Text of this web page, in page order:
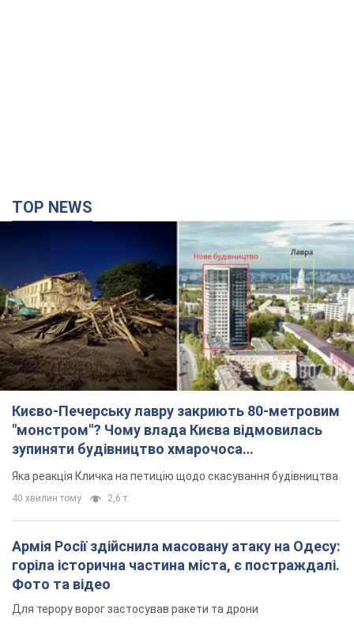
TOP NEWS
Києво-Печерську лавру закриють 80-метровим
"монстром"? Чому влада Києва відмовилась
зупиняти будівництво хмарочоса
"московського вірянина"
Яка реакція Кличка на петицію щодо скасування будівництва
40 хвилин тому 2,6 т.
Армія Росії здійснила масовану атаку на Одесу:
горіла історична частина міста, є постраждалі.
Фото та відео
Для терору ворог застосував ракети та дрони